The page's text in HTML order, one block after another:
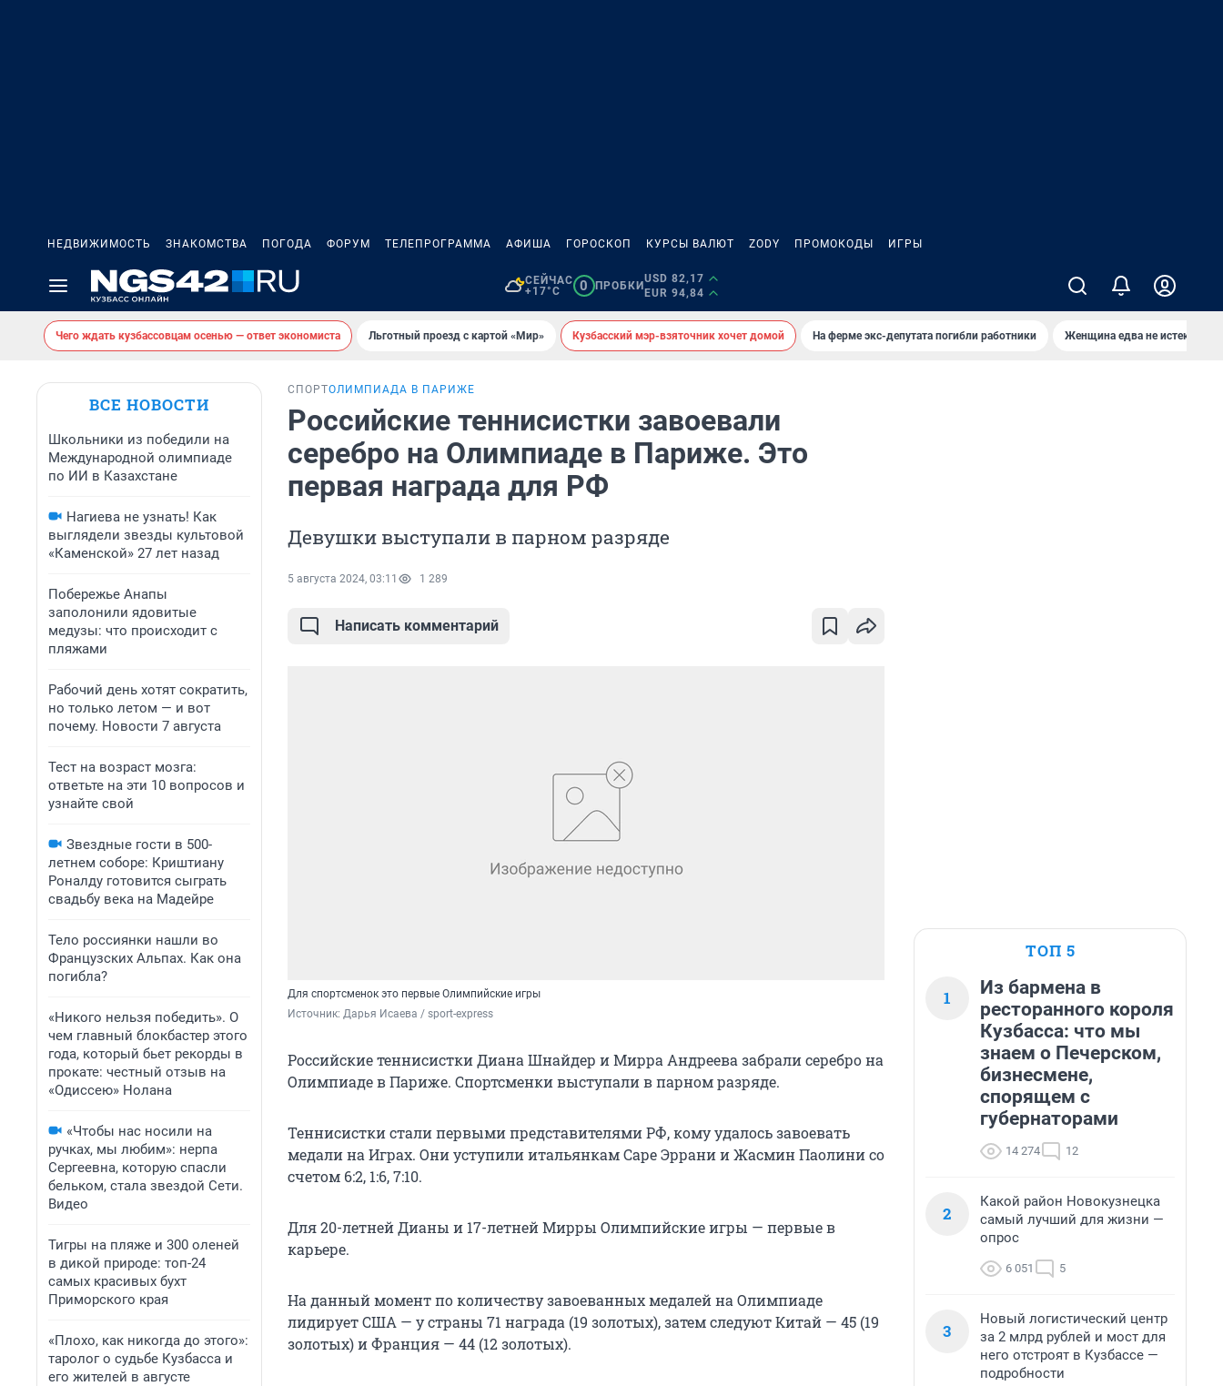
НЕДВИЖИМОСТЬ ЗНАКОМСТВА ПОГОДА ФОРУМ ТЕЛЕПРОГРАММА АФИША ГОРОСКОП КУРСЫ ВАЛЮТ ZODY ПРОМОКОДЫ ИГРЫ
СЕЙЧАС
+17°C
0 ПРОБКИ
USD 82,17
EUR 94,84
Чего ждать кузбассовцам осенью — ответ экономиста Льготный проезд с картой «Мир» Кузбасский мэр-взяточник хочет домой На ферме экс-депутата погибли работники Женщина едва не истекла
ВСЕ НОВОСТИ
Школьники из победили на
Международной олимпиаде
по ИИ в Казахстане
Нагиева не узнать! Как
выглядели звезды культовой
«Каменской» 27 лет назад
Побережье Анапы
заполонили ядовитые
медузы: что происходит с
пляжами
Рабочий день хотят сократить,
но только летом — и вот
почему. Новости 7 августа
Тест на возраст мозга:
ответьте на эти 10 вопросов и
узнайте свой
Звездные гости в 500-
летнем соборе: Криштиану
Роналду готовится сыграть
свадьбу века на Мадейре
Тело россиянки нашли во
Французских Альпах. Как она
погибла?
«Никого нельзя победить». О
чем главный блокбастер этого
года, который бьет рекорды в
прокате: честный отзыв на
«Одиссею» Нолана
«Чтобы нас носили на
ручках, мы любим»: нерпа
Сергеевна, которую спасли
бельком, стала звездой Сети.
Видео
Тигры на пляже и 300 оленей
в дикой природе: топ-24
самых красивых бухт
Приморского края
«Плохо, как никогда до этого»:
таролог о судьбе Кузбасса и
его жителей в августе
СПОРТОЛИМПИАДА В ПАРИЖЕ
Российские теннисистки завоевали
серебро на Олимпиаде в Париже. Это
первая награда для РФ
Девушки выступали в парном разряде
5 августа 2024, 03:11 1 289
Написать комментарий
Для спортсменок это первые Олимпийские игры
Источник: Дарья Исаева / sport-express
Российские теннисистки Диана Шнайдер и Мирра Андреева забрали серебро на
Олимпиаде в Париже. Спортсменки выступали в парном разряде.
Теннисистки стали первыми представителями РФ, кому удалось завоевать
медали на Играх. Они уступили итальянкам Саре Эррани и Жасмин Паолини со
счетом 6:2, 1:6, 7:10.
Для 20-летней Дианы и 17-летней Мирры Олимпийские игры — первые в
карьере.
На данный момент по количеству завоеванных медалей на Олимпиаде
лидирует США — у страны 71 награда (19 золотых), затем следуют Китай — 45 (19
золотых) и Франция — 44 (12 золотых).
ТОП 5
1
Из бармена в
ресторанного короля
Кузбасса: что мы
знаем о Печерском,
бизнесмене,
спорящем с
губернаторами
14 274 12
2
Какой район Новокузнецка
самый лучший для жизни —
опрос
6 051 5
3
Новый логистический центр
за 2 млрд рублей и мост для
него отстроят в Кузбассе —
подробности